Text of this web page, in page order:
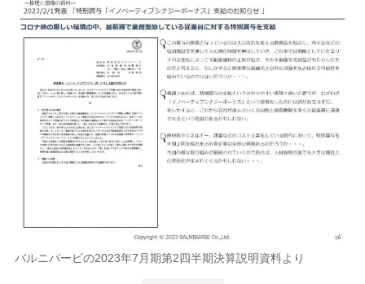
バルニバービの2023年7月期第2四半期決算説明資料より